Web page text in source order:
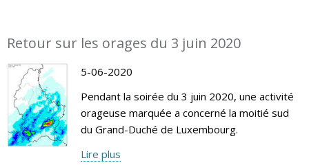
Retour sur les orages du 3 juin 2020
5-06-2020
Pendant la soirée du 3 juin 2020, une activité
orageuse marquée a concerné la moitié sud
du Grand-Duché de Luxembourg.
Lire plus